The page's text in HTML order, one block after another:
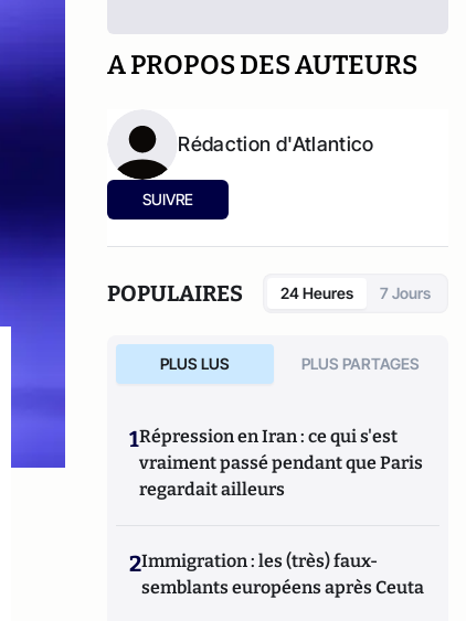
A PROPOS DES AUTEURS
Rédaction d'Atlantico
SUIVRE
POPULAIRES 24 Heures 7 Jours
PLUS LUS PLUS PARTAGES
1Répression en Iran : ce qui s'est
vraiment passé pendant que Paris
regardait ailleurs
2Immigration : les (très) faux-
semblants européens après Ceuta